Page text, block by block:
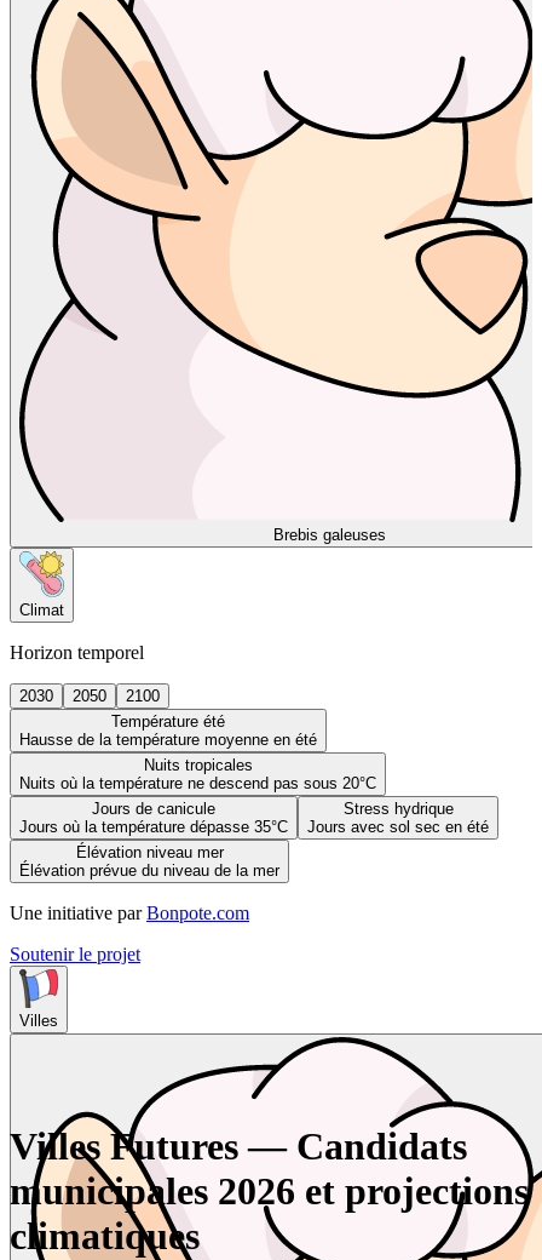
Brebis galeuses
Climat
Horizon temporel
2030 2050
2100
Température été
Hausse de la température moyenne en été
Nuits tropicales
Nuits où la température ne descend pas sous 20°C
Jours de canicule
Jours où la température dépasse 35°C
Stress hydrique
Jours avec sol sec en été
Élévation niveau mer
Élévation prévue du niveau de la mer
Une initiative par Bonpote.com
Soutenir le projet
Villes
Villes Futures — Candidats
municipales 2026 et projections
climatiques